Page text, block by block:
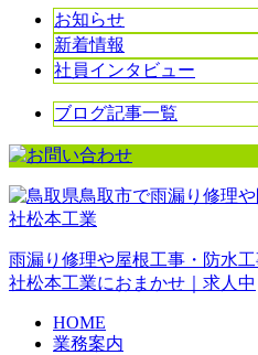
お知らせ
新着情報
社員インタビュー
ブログ記事一覧
雨漏り修理や屋根工事・防水
社松本工業におまかせ｜求人中
HOME
業務案内